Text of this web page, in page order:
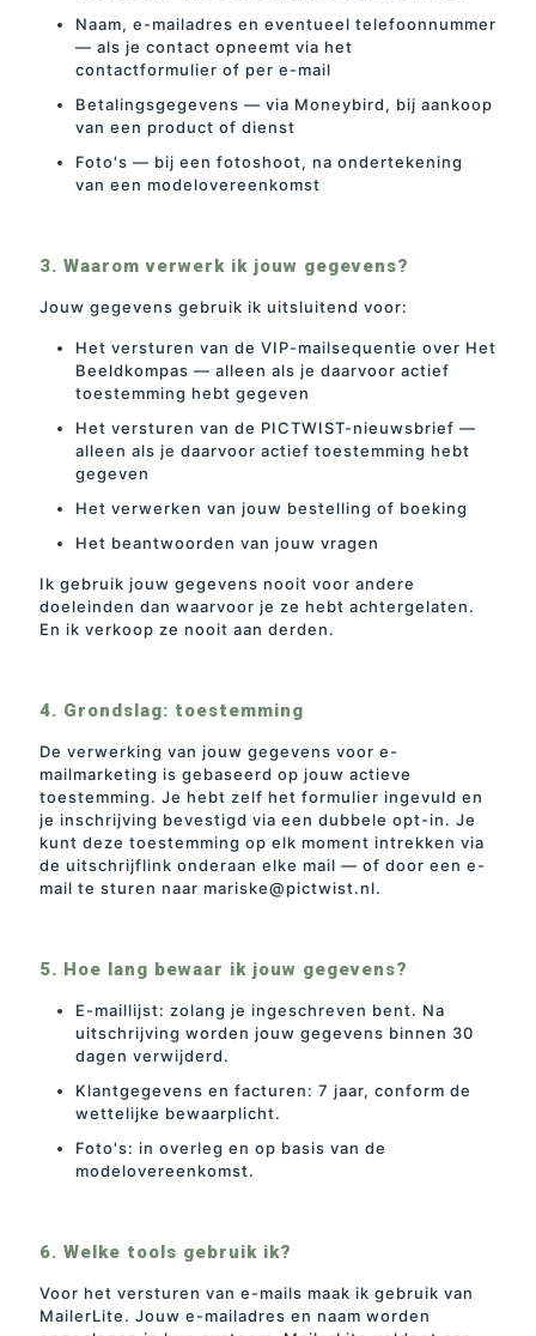
Naam, e-mailadres en eventueel telefoonnummer
— als je contact opneemt via het
contactformulier of per e-mail
Betalingsgegevens — via Moneybird, bij aankoop
van een product of dienst
Foto's — bij een fotoshoot, na ondertekening
van een modelovereenkomst
3. Waarom verwerk ik jouw gegevens?
Jouw gegevens gebruik ik uitsluitend voor:
Het versturen van de VIP-mailsequentie over Het
Beeldkompas — alleen als je daarvoor actief
toestemming hebt gegeven
Het versturen van de PICTWIST-nieuwsbrief —
alleen als je daarvoor actief toestemming hebt
gegeven
Het verwerken van jouw bestelling of boeking
Het beantwoorden van jouw vragen
Ik gebruik jouw gegevens nooit voor andere
doeleinden dan waarvoor je ze hebt achtergelaten.
En ik verkoop ze nooit aan derden.
4. Grondslag: toestemming
De verwerking van jouw gegevens voor e-
mailmarketing is gebaseerd op jouw actieve
toestemming. Je hebt zelf het formulier ingevuld en
je inschrijving bevestigd via een dubbele opt-in. Je
kunt deze toestemming op elk moment intrekken via
de uitschrijflink onderaan elke mail — of door een e-
mail te sturen naar mariske@pictwist.nl.
5. Hoe lang bewaar ik jouw gegevens?
E-maillijst: zolang je ingeschreven bent. Na
uitschrijving worden jouw gegevens binnen 30
dagen verwijderd.
Klantgegevens en facturen: 7 jaar, conform de
wettelijke bewaarplicht.
Foto's: in overleg en op basis van de
modelovereenkomst.
6. Welke tools gebruik ik?
Voor het versturen van e-mails maak ik gebruik van
MailerLite. Jouw e-mailadres en naam worden